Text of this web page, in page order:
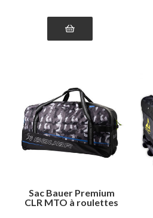
Sac Bauer Premium
CLR MTO à roulettes